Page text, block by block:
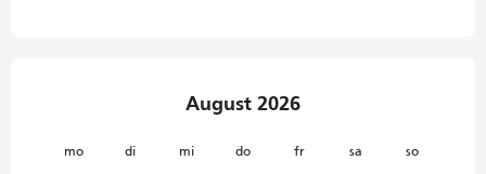
August 2026
mo di mi do fr sa so